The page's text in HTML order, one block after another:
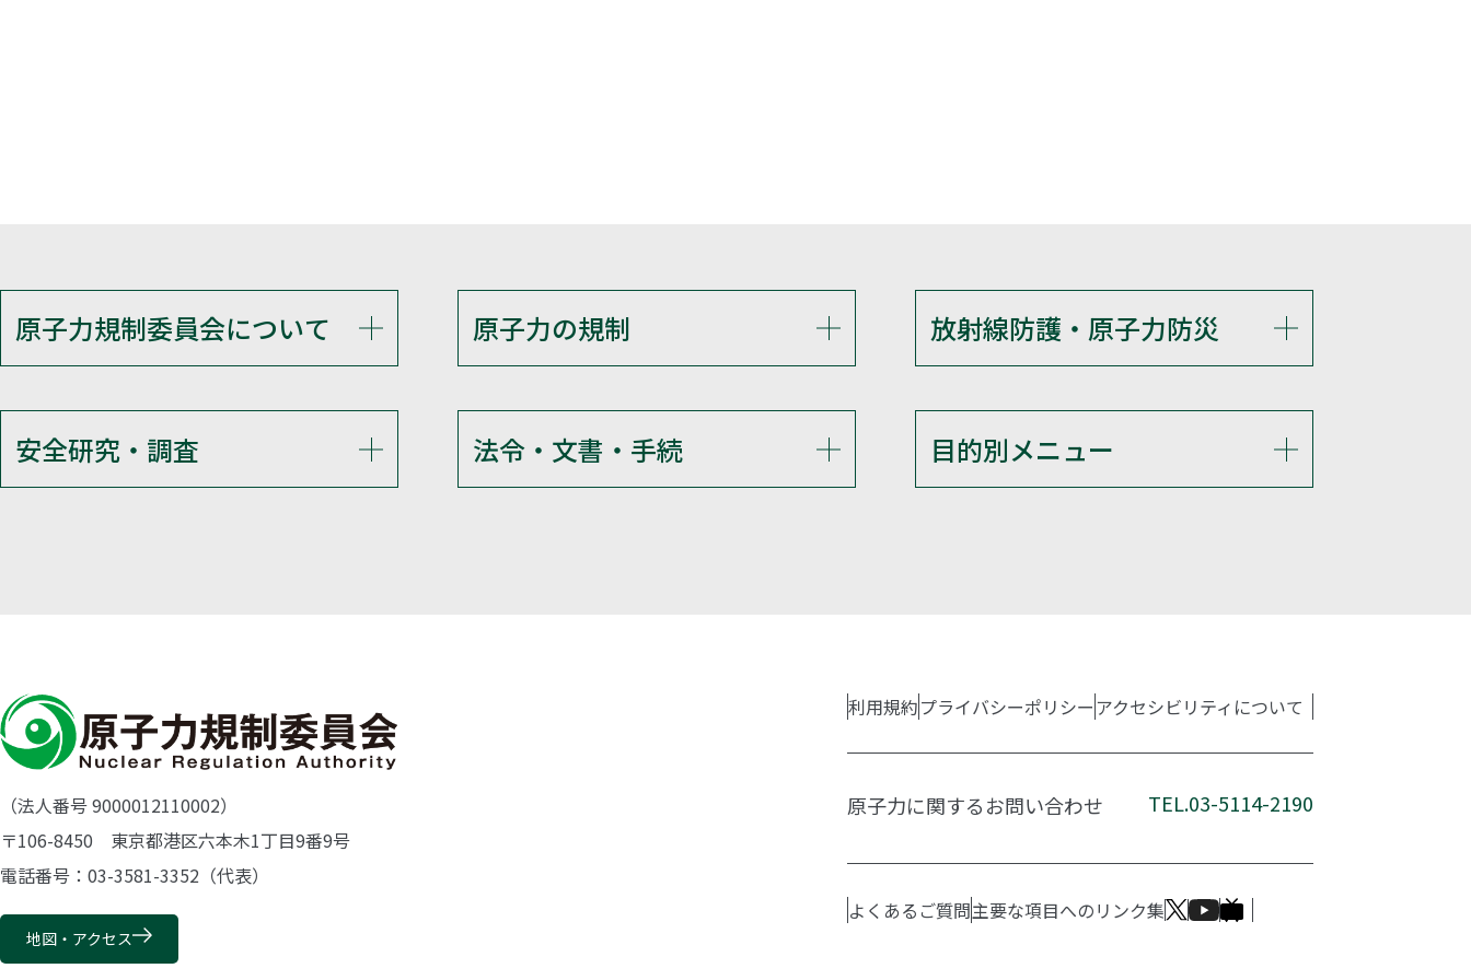
原子力規制委員会について 原子力の規制 放射線防護・原子力防災
安全研究・調査 法令・文書・手続 目的別メニュー
（法人番号 9000012110002）
〒106-8450 東京都港区六本木1丁目9番9号
電話番号：03-3581-3352（代表）
地図・アクセス
利用規約プライバシーポリシーアクセシビリティについて
原子力に関するお問い合わせ TEL.03-5114-2190
よくあるご質問主要な項目へのリンク集